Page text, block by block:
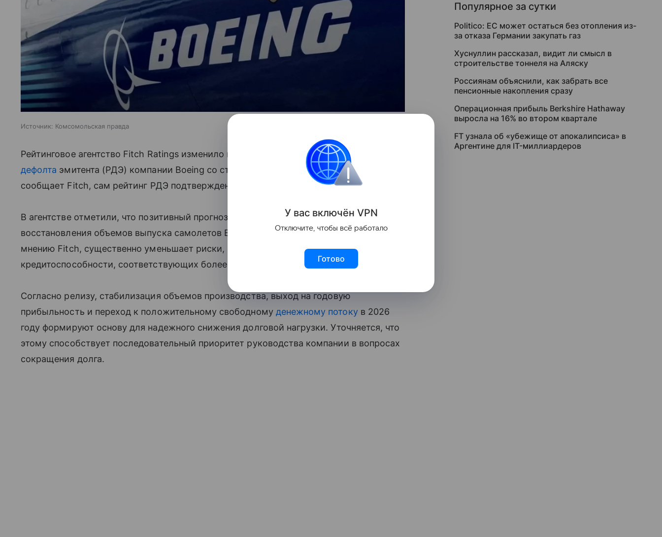
Источник: Комсомольская правда
Рейтинговое агентство Fitch Ratings изменило прогноз по долгосрочному рейтингу
дефолта эмитента (РДЭ) компании Boeing со стабильного на позитивный. Как
сообщает Fitch, сам рейтинг РДЭ подтвержден на уровне «BBB-».
В агентстве отметили, что позитивный прогноз учитывает устойчивый характер
восстановления объемов выпуска самолетов Boeing 737 MAX. Данный фактор, по
мнению Fitch, существенно уменьшает риски, связанные с достижением показателей
кредитоспособности, соответствующих более высокому рейтингу.
Согласно релизу, стабилизация объемов производства, выход на годовую
прибыльность и переход к положительному свободному денежному потокув 2026
году формируют основу для надежного снижения долговой нагрузки. Уточняется, что
этому способствует последовательный приоритет руководства компании в вопросах
сокращения долга.
Популярное за сутки
Politico: ЕС может остаться без отопления из-
за отказа Германии закупать газ
Хуснуллин рассказал, видит ли смысл в
строительстве тоннеля на Аляску
Россиянам объяснили, как забрать все
пенсионные накопления сразу
Операционная прибыль Berkshire Hathaway
выросла на 16% во втором квартале
FT узнала об «убежище от апокалипсиса» в
Аргентине для IT-миллиардеров
У вас включён VPN
Отключите, чтобы всё работало
Готово